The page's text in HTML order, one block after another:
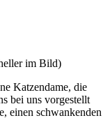
im Bild)
Katzendame, die
bei uns vorgestellt
einen schwankenden